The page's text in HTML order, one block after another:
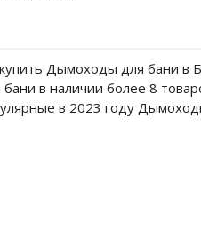
Дымоходы для бани в
в наличии более 8
в 2023 году